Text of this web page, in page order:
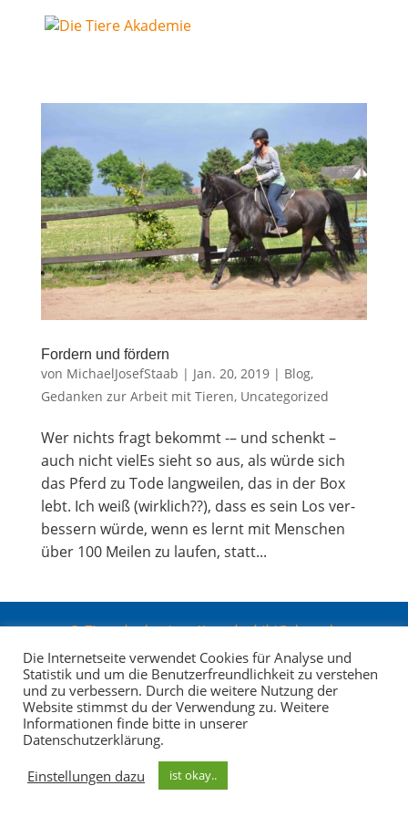
For­dern und fördern
von MichaelJosefStaab | Jan. 20, 2019| Blog,
Gedanken zur Arbeit mit Tieren, Uncategorized
Wer nichts fragt bekommt -– und schenkt –
auch nicht vie­lEs sieht so aus, als wür­de sich
das Pferd zu Tode lang­wei­len, das in der Box
lebt. Ich weiß (wirk­lich??), dass es sein Los ver­
bes­sern wür­de, wenn es lernt mit Men­schen
über 100 Mei­len zu lau­fen, statt...
© Tiereakademie Kontakt: bibi@degn.de
+49(0)178 58 33 297Impressum-Datenschutz
AGBs-Für Lernlinge
Die Internetseite verwendet Cookies für Analyse und
Statistik und um die Benutzerfreundlichkeit zu verstehen
und zu verbessern. Durch die weitere Nutzung der
Website stimmst du der Verwendung zu. Weitere
Informationen finde bitte in unserer
Datenschutzerklärung.
Einstellungen dazu
ist okay..